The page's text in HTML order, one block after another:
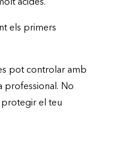
àcides.
els primers
pot controlar amb
professional. No
el teu